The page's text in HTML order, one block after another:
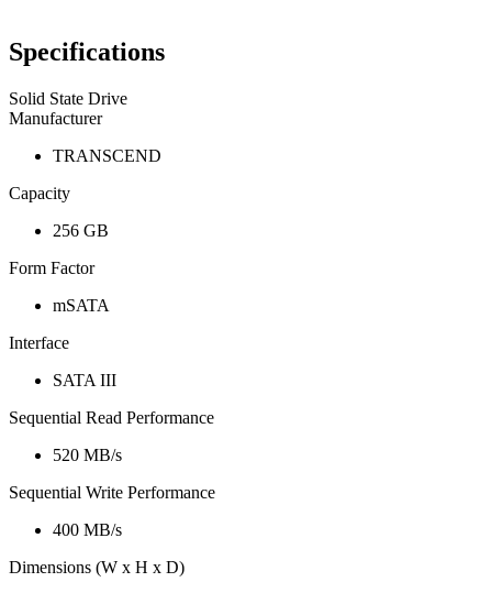
Specifications
Solid State Drive
Manufacturer
TRANSCEND
Capacity
256 GB
Form Factor
mSATA
Interface
SATA III
Sequential Read Performance
520 MB/s
Sequential Write Performance
400 MB/s
Dimensions (W x H x D)